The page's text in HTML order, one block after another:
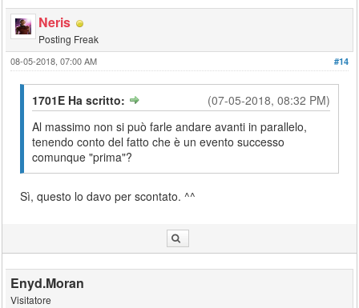
Neris
Posting Freak
#14
08-05-2018, 07:00 AM
(07-05-2018, 08:32 PM)
1701E Ha scritto:
Al massimo non si può farle andare avanti in parallelo,
tenendo conto del fatto che è un evento successo
comunque "prima"?
Sì, questo lo davo per scontato. ^^
Enyd.Moran
Visitatore